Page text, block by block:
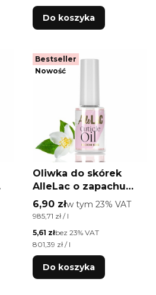
Do koszyka
Bestseller
Nowość
Oliwka do skórek
AlleLac o zapachu
Bloom Kiss 7 ml
Cena brutto
6,90 złw tym %s VAT
w tym 23% VAT
Cena jednostkowa brutto
985,71 zł / l
Cena netto
5,61 złbez 23% VAT
Cena jednostkowa netto
801,39 zł / l
Do koszyka